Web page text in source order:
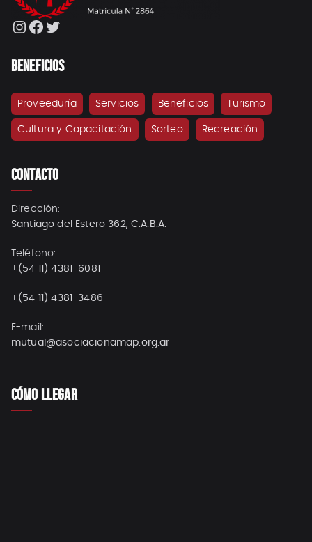
Instagram
Facebook
Twitter
BENEFICIOS
Proveeduría Servicios Beneficios Turismo
Cultura y Capacitación Sorteo Recreación
CONTACTO
Dirección:
Santiago del Estero 362, C.A.B.A.
Teléfono:
+(54 11) 4381-6081
+(54 11) 4381-3486
E-mail:
mutual@asociacionamap.org.ar
CÓMO LLEGAR